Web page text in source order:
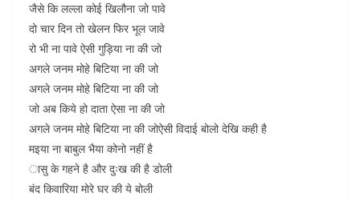
जैसे कि लल्ला कोई खिलौना जो पावे
दो चार दिन तो खेलन फिर भूल जावे
रो भी ना पावे ऐसी गुड़िया ना की जो
अगले जनम मोहे बिटिया ना की जो
अगले जनम मोहे बिटिया ना की जो
जो अब किये हो दाता ऐसा ना की जो
अगले जनम मोहे बिटिया ना की जोऐसी विदाई बोलो देखि कही है
मइया ना बाबुल भैया कोनो नहीं है
ासु के गहने है और दुःख की है डोली
बंद किवारिया मोरे घर की ये बोली